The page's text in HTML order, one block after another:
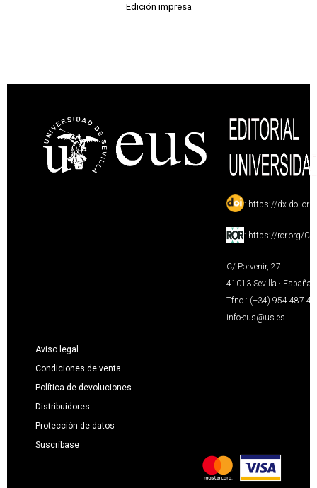
Edición impresa
: https://
: https://ror.org/
C/ Porvenir, 27
41013 Sevilla · España
Tfno.: (+34) 954 487
info-eus@us.es
Aviso legal
Condiciones de venta
Política de devoluciones
Distribuidores
Protección de datos
Suscríbase